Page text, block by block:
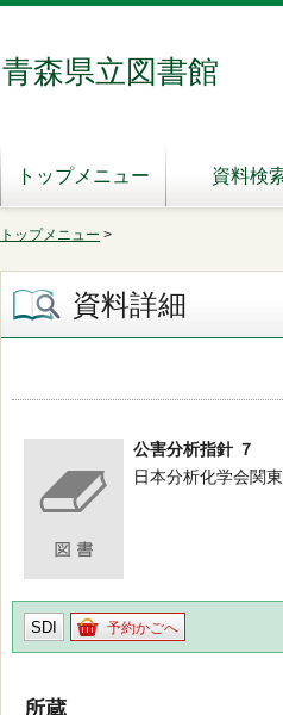
青森県立図書館
トップメニュー 資料検
トップメニュー >
資料詳細
公害分析指針 ７
日本分析化学会関
SDI 予約かごへ
所蔵